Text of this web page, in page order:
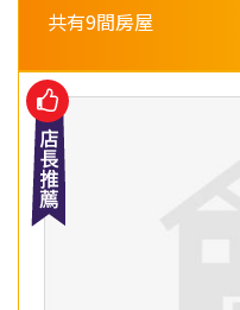
共有9間房屋